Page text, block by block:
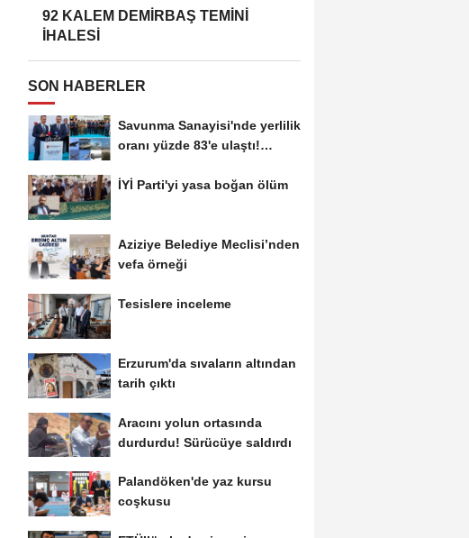
92 KALEM DEMİRBAŞ TEMİNİ
İHALESİ
SON HABERLER
Savunma Sanayisi'nde yerlilik
oranı yüzde 83'e ulaştı!
İYİ Parti'yi yasa boğan ölüm
Aziziye Belediye Meclisi’nden
vefa örneği
Tesislere inceleme
Erzurum'da sıvaların altından
tarih çıktı
Aracını yolun ortasında
durdurdu! Sürücüye saldırdı
Palandöken'de yaz kursu
coşkusu